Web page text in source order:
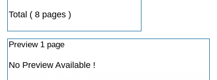
Total ( 8 pages )
Preview 1 page
No Preview Available !